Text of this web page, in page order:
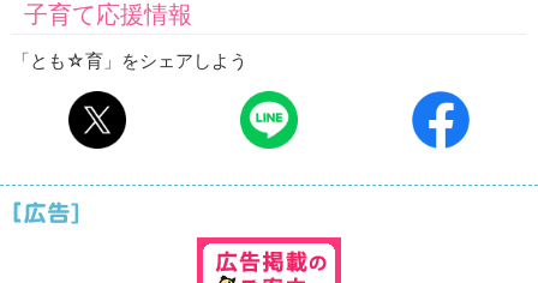
子育て応援情報
「とも☆育」をシェアしよう